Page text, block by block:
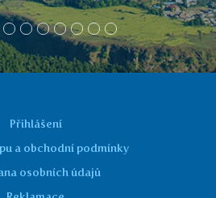
Přihlášení
a obchodní podmínky
osobních údajů